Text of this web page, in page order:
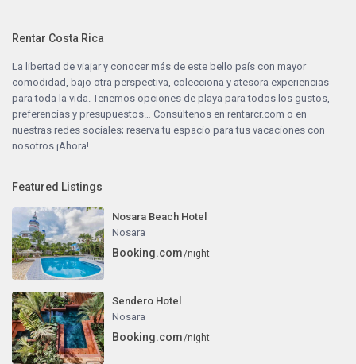
Rentar Costa Rica
La libertad de viajar y conocer más de este bello país con mayor
comodidad, bajo otra perspectiva, colecciona y atesora experiencias
para toda la vida. Tenemos opciones de playa para todos los gustos,
preferencias y presupuestos… Consúltenos enrentarcr.com o en
nuestras redes sociales; reserva tu espacio para tus vacaciones con
nosotros ¡Ahora!
Featured Listings
Nosara Beach Hotel
Nosara
Booking.com/night
Sendero Hotel
Nosara
Booking.com/night